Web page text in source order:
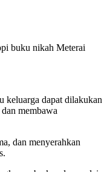
buku nikah Meterai
keluarga dapat dilakukan
membawa
dan menyerahkan